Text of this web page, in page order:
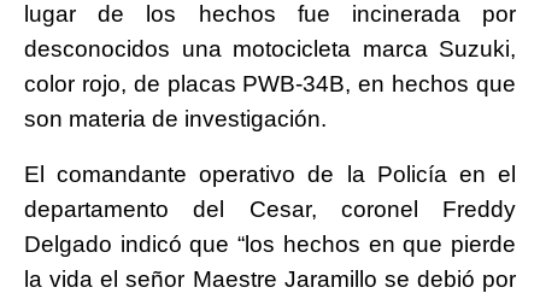
lugar de los hechos fue incinerada por
desconocidos una motocicleta marca Suzuki,
color rojo, de placas PWB-34B, en hechos que
son materia de investigación.
El comandante operativo de la Policía en el
departamento del Cesar, coronel Freddy
Delgado indicó que “los hechos en que pierde
la vida el señor Maestre Jaramillo se debió por